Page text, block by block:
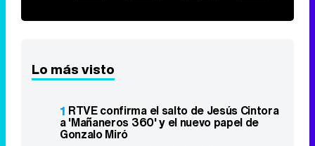
Lo más visto
1 RTVE confirma el salto de Jesús Cintora
a 'Mañaneros 360' y el nuevo papel de
Gonzalo Miró